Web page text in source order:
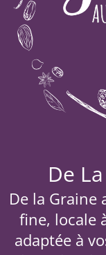
De
De la Graine
fine, locale
adaptée à